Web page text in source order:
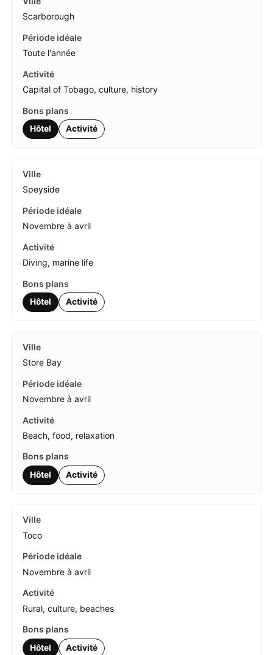
Scarborough
Toute l'année
Capital of Tobago, culture, history
Hôtel Activité
Speyside
Novembre à avril
Diving, marine life
Hôtel Activité
Store Bay
Novembre à avril
Beach, food, relaxation
Hôtel Activité
Toco
Novembre à avril
Rural, culture, beaches
Hôtel Activité